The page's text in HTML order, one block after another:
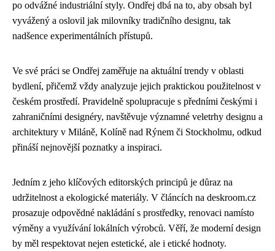
po odvážné industriální styly. Ondřej dbá na to, aby obsah byl
vyvážený a oslovil jak milovníky tradičního designu, tak
nadšence experimentálních přístupů.
Ve své práci se Ondřej zaměřuje na aktuální trendy v oblasti
bydlení, přičemž vždy analyzuje jejich praktickou použitelnost v
českém prostředí. Pravidelně spolupracuje s předními českými i
zahraničními designéry, navštěvuje významné veletrhy designu a
architektury v Miláně, Kolíně nad Rýnem či Stockholmu, odkud
přináší nejnovější poznatky a inspiraci.
Jedním z jeho klíčových editorských principů je důraz na
udržitelnost a ekologické materiály. V článcích na deskroom.cz
prosazuje odpovědné nakládání s prostředky, renovaci namísto
výměny a využívání lokálních výrobců. Věří, že moderní design
by měl respektovat nejen estetické, ale i etické hodnoty.